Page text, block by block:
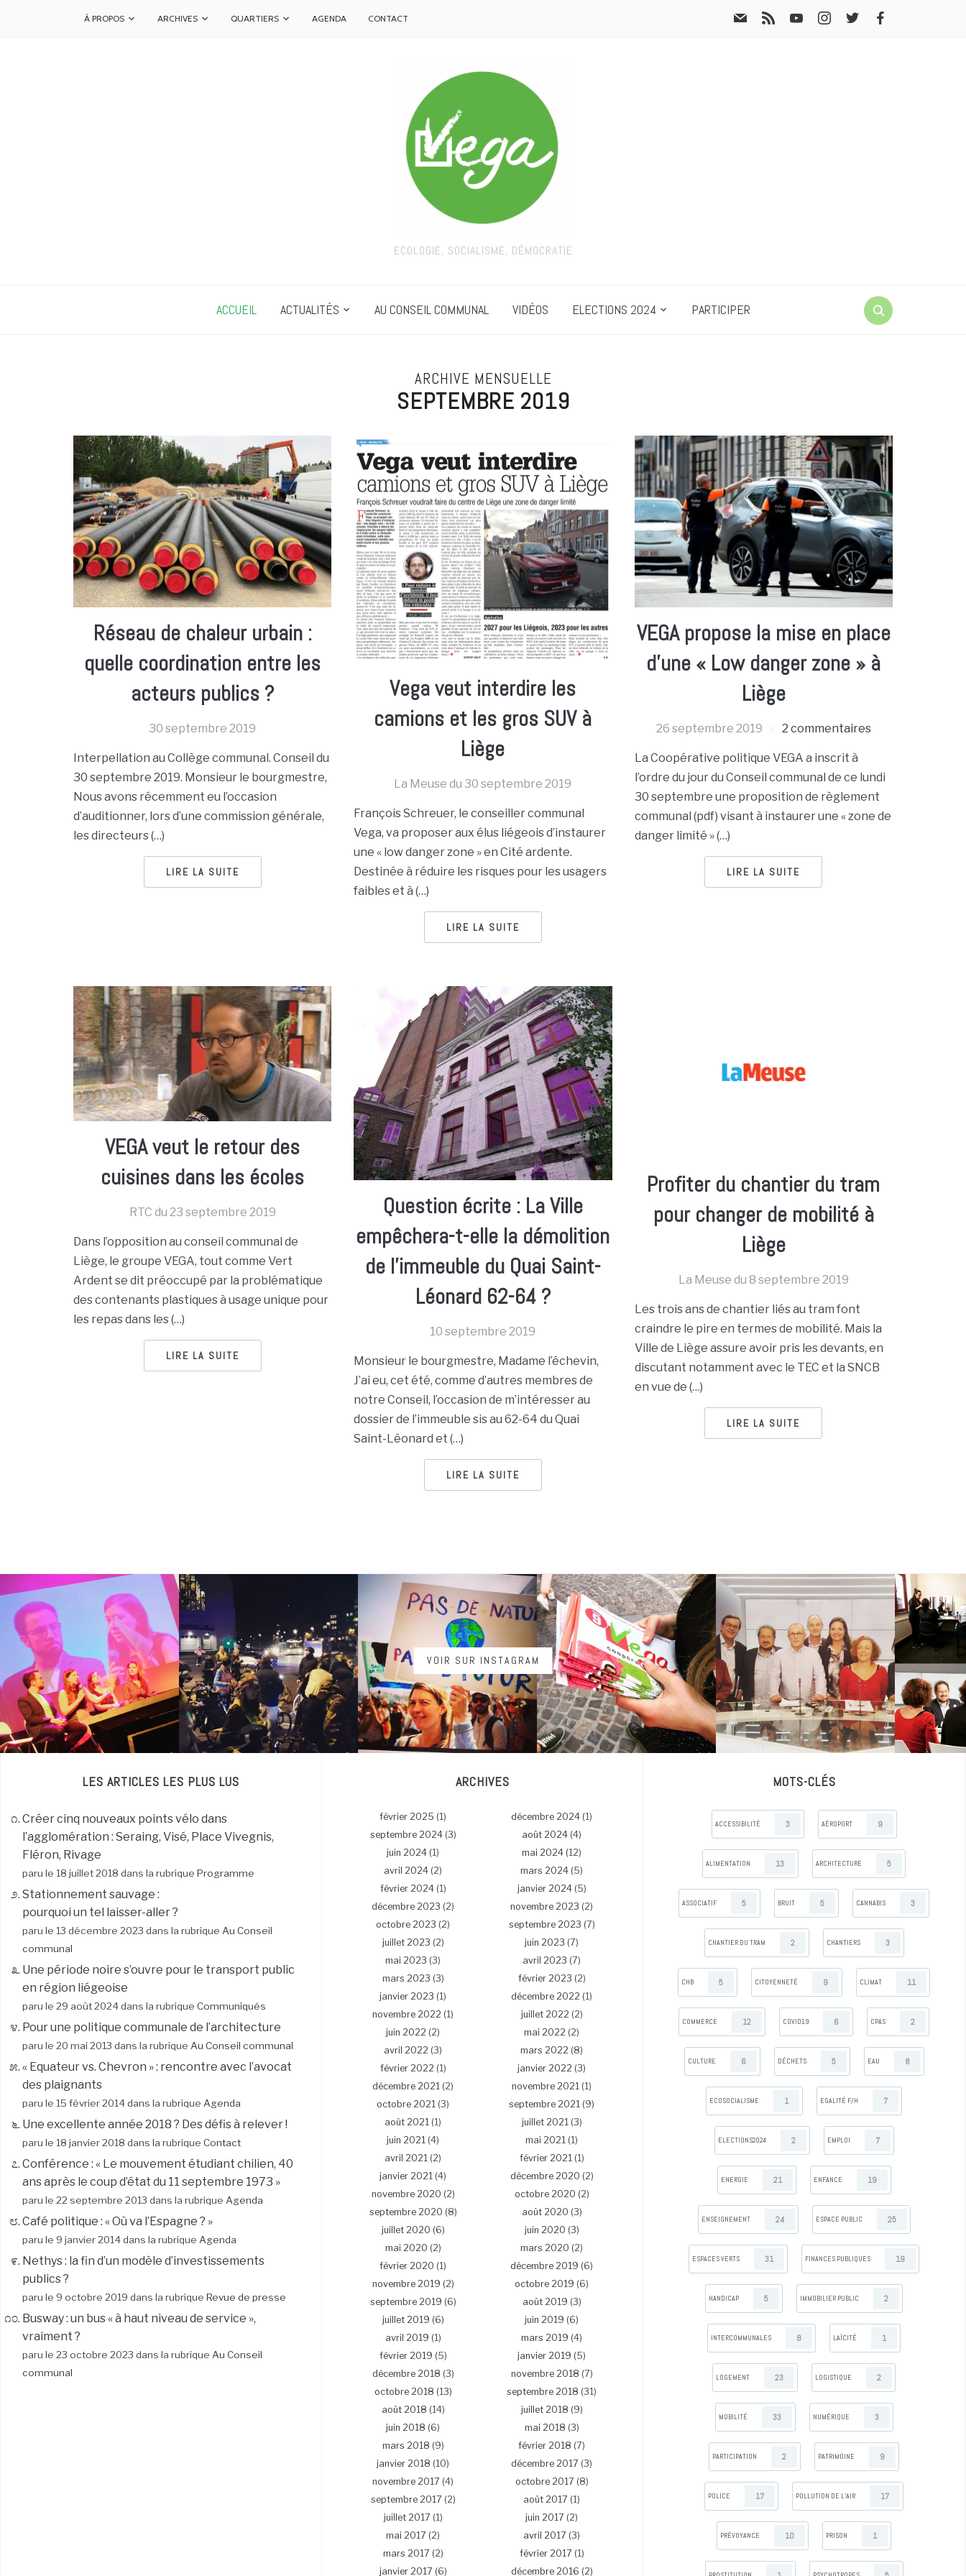
À PROPOS ARCHIVES QUARTIERS AGENDA CONTACT
ECOLOGIE, SOCIALISME, DÉMOCRATIE
ACCUEIL ACTUALITÉS AU CONSEIL COMMUNAL VIDÉOS ELECTIONS 2024 PARTICIPER
ARCHIVE MENSUELLE
SEPTEMBRE 2019
Réseau de chaleur urbain :
quelle coordination entre les
acteurs publics ?
30 septembre 2019
Interpellation au Collège communal. Conseil du
30 septembre 2019. Monsieur le bourgmestre,
Nous avons récemment eu l’occasion
d’auditionner, lors d’une commission générale,
les directeurs (…)
LIRE LA SUITE
Vega veut interdire les
camions et les gros SUV à
Liège
La Meuse du 30 septembre 2019
François Schreuer, le conseiller communal
Vega, va proposer aux élus liégeois d’instaurer
une « low danger zone » en Cité ardente.
Destinée à réduire les risques pour les usagers
faibles et à (…)
LIRE LA SUITE
VEGA propose la mise en place
d’une « Low danger zone » à
Liège
26 septembre 2019 2 commentaires
La Coopérative politique VEGA a inscrit à
l’ordre du jour du Conseil communal de ce lundi
30 septembre une proposition de règlement
communal (pdf) visant à instaurer une « zone de
danger limité » (…)
LIRE LA SUITE
VEGA veut le retour des
cuisines dans les écoles
RTC du 23 septembre 2019
Dans l’opposition au conseil communal de
Liège, le groupe VEGA, tout comme Vert
Ardent se dit préoccupé par la problématique
des contenants plastiques à usage unique pour
les repas dans les (…)
LIRE LA SUITE
Question écrite : La Ville
empêchera-t-elle la démolition
de l’immeuble du Quai Saint-
Léonard 62-64 ?
10 septembre 2019
Monsieur le bourgmestre, Madame l’échevin,
J’ai eu, cet été, comme d’autres membres de
notre Conseil, l’occasion de m’intéresser au
dossier de l’immeuble sis au 62-64 du Quai
Saint-Léonard et (…)
LIRE LA SUITE
Profiter du chantier du tram
pour changer de mobilité à
Liège
La Meuse du 8 septembre 2019
Les trois ans de chantier liés au tram font
craindre le pire en termes de mobilité. Mais la
Ville de Liège assure avoir pris les devants, en
discutant notamment avec le TEC et la SNCB
en vue de (…)
LIRE LA SUITE
VOIR SUR INSTAGRAM
LES ARTICLES LES PLUS LUS
Créer cinq nouveaux points vélo dans
l’agglomération : Seraing, Visé, Place Vivegnis,
Fléron, Rivage
paru le 18 juillet 2018 dans la rubrique Programme
Stationnement sauvage :
pourquoi un tel laisser-aller ?
paru le 13 décembre 2023 dans la rubrique Au Conseil
communal
Une période noire s’ouvre pour le transport public
en région liégeoise
paru le 29 août 2024 dans la rubrique Communiqués
Pour une politique communale de l’architecture
paru le 20 mai 2013 dans la rubrique Au Conseil communal
« Equateur vs. Chevron » : rencontre avec l’avocat
des plaignants
paru le 15 février 2014 dans la rubrique Agenda
Une excellente année 2018 ? Des défis à relever !
paru le 18 janvier 2018 dans la rubrique Contact
Conférence : « Le mouvement étudiant chilien, 40
ans après le coup d’état du 11 septembre 1973 »
paru le 22 septembre 2013 dans la rubrique Agenda
Café politique : « Où va l’Espagne ? »
paru le 9 janvier 2014 dans la rubrique Agenda
Nethys : la fin d’un modèle d’investissements
publics ?
paru le 9 octobre 2019 dans la rubrique Revue de presse
Busway : un bus « à haut niveau de service »,
vraiment ?
paru le 23 octobre 2023 dans la rubrique Au Conseil
communal
ARCHIVES
février 2025 (1) décembre 2024 (1)
septembre 2024(3) août 2024 (4)
juin 2024 (1) mai 2024 (12)
avril 2024 (2) mars 2024 (5)
février 2024(1) janvier 2024(5)
décembre 2023 (2) novembre 2023 (2)
octobre 2023 (2) septembre 2023 (7)
juillet 2023 (2) juin 2023 (7)
mai 2023 (3) avril 2023 (7)
mars 2023 (3) février 2023 (2)
janvier 2023 (1) décembre 2022 (1)
novembre 2022 (1) juillet 2022 (2)
juin 2022 (2) mai 2022 (2)
avril 2022 (3) mars 2022 (8)
février 2022 (1) janvier 2022 (3)
décembre 2021 (2) novembre 2021 (1)
octobre 2021 (3) septembre 2021 (9)
août 2021 (1) juillet 2021 (3)
juin 2021 (4) mai 2021 (1)
avril 2021 (2) février 2021 (1)
janvier 2021 (4) décembre 2020 (2)
novembre 2020 (2) octobre 2020 (2)
septembre 2020 (8) août 2020 (3)
juillet 2020 (6) juin 2020 (3)
mai 2020 (2) mars 2020 (2)
février 2020 (1) décembre 2019 (6)
novembre 2019 (2) octobre 2019 (6)
septembre 2019 (6) août 2019 (3)
juillet 2019 (6) juin 2019 (6)
avril 2019 (1) mars 2019 (4)
février 2019 (5) janvier 2019 (5)
décembre 2018 (3) novembre 2018 (7)
octobre 2018 (13) septembre 2018 (31)
août 2018 (14) juillet 2018 (9)
juin 2018 (6) mai 2018 (3)
mars 2018 (9) février 2018 (7)
janvier 2018 (10) décembre 2017 (3)
novembre 2017 (4) octobre 2017 (8)
septembre 2017 (2) août 2017 (1)
juillet 2017 (1) juin 2017 (2)
mai 2017 (2) avril 2017 (3)
mars 2017 (2) février 2017 (1)
janvier 2017 (6) décembre 2016 (2)
MOTS-CLÉS
ACCESSIBILITÉ 3 AÉROPORT 9
ALIMENTATION 13 ARCHITECTURE 5
ASSOCIATIF 5 BRUIT 5 CANNABIS 3
CHANTIER DU TRAM 2 CHANTIERS 3
CHB 5 CITOYENNETÉ 9 CLIMAT 11
COMMERCE 12 COVID19 6 CPAS 2
CULTURE 6 DÉCHETS 5 EAU 8
ECOSOCIALISME 1 EGALITÉ F/H 7
ELECTIONS2024 2 EMPLOI 7
ENERGIE 21 ENFANCE 19
ENSEIGNEMENT 24 ESPACE PUBLIC 25
ESPACES VERTS 31 FINANCES PUBLIQUES 19
HANDICAP 5 IMMOBILIER PUBLIC 2
INTERCOMMUNALES 8 LAÏCITÉ 1
LOGEMENT 23 LOGISTIQUE 2
MOBILITÉ 33 NUMÉRIQUE 3
PARTICIPATION 2 PATRIMOINE 9
POLICE 17 POLLUTION DE L’AIR 17
PRÉVOYANCE 10 PRISON 1